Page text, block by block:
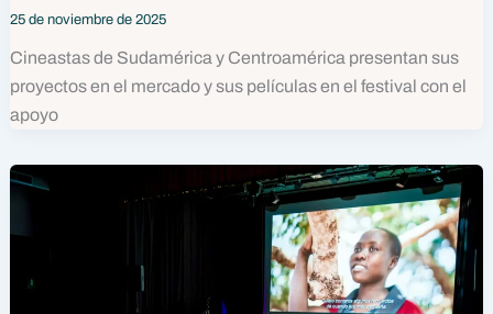
25 de noviembre de 2025
Cineastas de Sudamérica y Centroamérica presentan sus
proyectos en el mercado y sus películas en el festival con el
apoyo